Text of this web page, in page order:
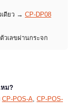
ดียว → CP-DP08
วเลขผ่านกระจก
ม?
CP-POS-A, CP-POS-